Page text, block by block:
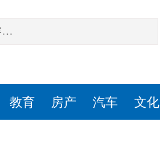
教育 房产 汽车 文化